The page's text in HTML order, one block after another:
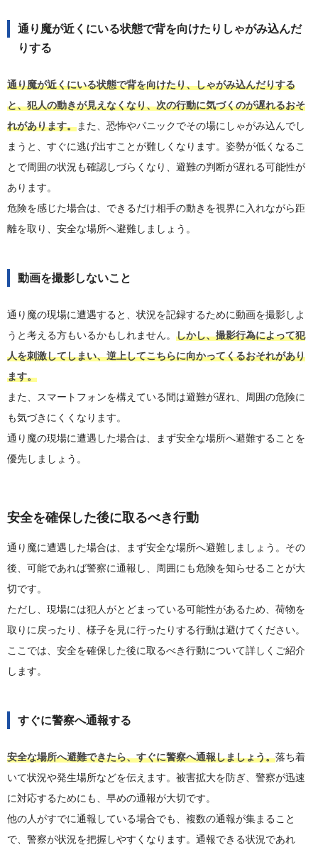
通り魔が近くにいる状態で背を向けたりしゃがみ込んだ
りする
通り魔が近くにいる状態で背を向けたり、しゃがみ込んだりする
と、犯人の動きが見えなくなり、次の行動に気づくのが遅れるおそ
れがあります。また、恐怖やパニックでその場にしゃがみ込んでし
まうと、すぐに逃げ出すことが難しくなります。姿勢が低くなるこ
とで周囲の状況も確認しづらくなり、避難の判断が遅れる可能性が
あります。
危険を感じた場合は、できるだけ相手の動きを視界に入れながら距
離を取り、安全な場所へ避難しましょう。
動画を撮影しないこと
通り魔の現場に遭遇すると、状況を記録するために動画を撮影しよ
うと考える方もいるかもしれません。 しかし、撮影行為によって犯
人を刺激してしまい、逆上してこちらに向かってくるおそれがあり
ます。
また、スマートフォンを構えている間は避難が遅れ、周囲の危険に
も気づきにくくなります。
通り魔の現場に遭遇した場合は、まず安全な場所へ避難することを
優先しましょう。
安全を確保した後に取るべき行動
通り魔に遭遇した場合は、まず安全な場所へ避難しましょう。その
後、可能であれば警察に通報し、周囲にも危険を知らせることが大
切です。
ただし、現場には犯人がとどまっている可能性があるため、荷物を
取りに戻ったり、様子を見に行ったりする行動は避けてください。
ここでは、安全を確保した後に取るべき行動について詳しくご紹介
します。
すぐに警察へ通報する
安全な場所へ避難できたら、すぐに警察へ通報しましょう。落ち着
いて状況や発生場所などを伝えます。被害拡大を防ぎ、警察が迅速
に対応するためにも、早めの通報が大切です。
他の人がすでに通報している場合でも、複数の通報が集まること
で、警察が状況を把握しやすくなります。通報できる状況であれ